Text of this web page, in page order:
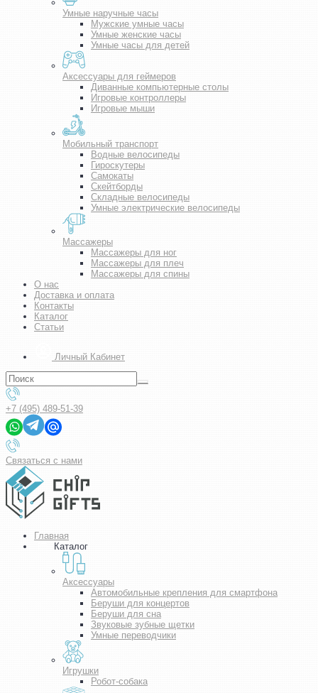
Умные наручные часы
Мужские умные часы
Умные женские часы
Умные часы для детей
Аксессуары для геймеров
Диванные компьютерные столы
Игровые контроллеры
Игровые мыши
Мобильный транспорт
Водные велосипеды
Гироскутеры
Самокаты
Скейтборды
Складные велосипеды
Умные электрические велосипеды
Массажеры
Массажеры для ног
Массажеры для плеч
Массажеры для спины
О нас
Доставка и оплата
Контакты
Каталог
Статьи
Личный Кабинет
+7 (495) 489-51-39
Связаться с нами
Главная
Каталог
Аксессуары
Автомобильные крепления для смартфона
Беруши для концертов
Беруши для сна
Звуковые зубные щетки
Умные переводчики
Игрушки
Робот-собака